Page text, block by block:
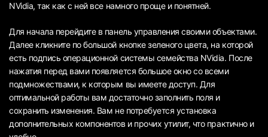
NVidia, так как с ней все намного проще и понятней.
Для начала перейдите в панель управления своими объектами.
Далее кликните по большой кнопке зеленого цвета, на которой
есть подпись операционной системы семейства NVidia. После
нажатия перед вами появляется большое окно со всеми
подмножествами, к которым вы имеете доступ. Для
оптимальной работы вам достаточно заполнить поля и
сохранить изменения. Вам не потребуется установка
дополнительных компонентов и прочих утилит, что практично и